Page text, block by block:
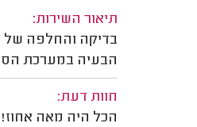
תיאור השירות:
בדיקה והחלפה של
הבעיה במערכת
חוות דעת:
הכל היה מאה אחוז!